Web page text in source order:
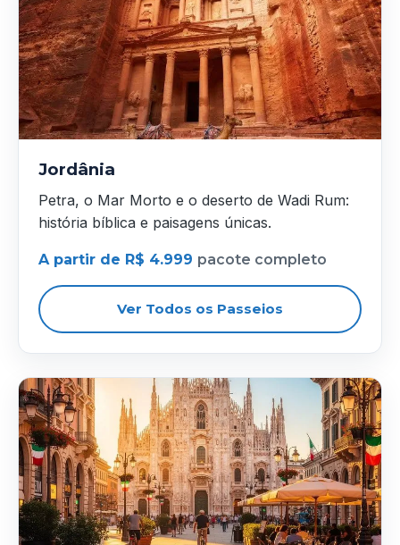
Jordânia
Petra, o Mar Morto e o deserto de Wadi Rum:
história bíblica e paisagens únicas.
A partir de R$ 4.999 pacote completo
Ver Todos os Passeios